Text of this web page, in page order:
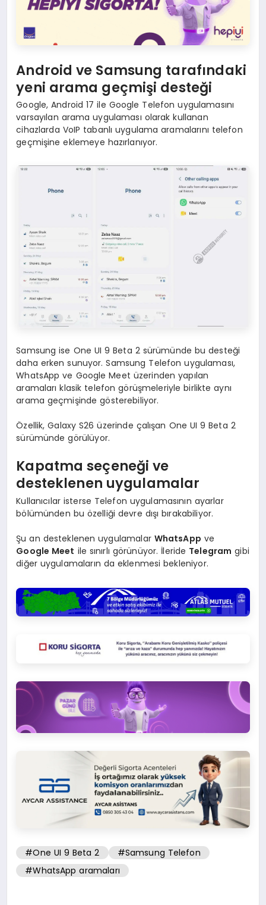
Android ve Samsung tarafındaki
yeni arama geçmişi desteği
Google, Android 17 ile Google Telefon uygulamasını
varsayılan arama uygulaması olarak kullanan
cihazlarda VoIP tabanlı uygulama aramalarını telefon
geçmişine eklemeye hazırlanıyor.
Samsung ise One UI 9 Beta 2 sürümünde bu desteği
daha erken sunuyor. Samsung Telefon uygulaması,
WhatsApp ve Google Meet üzerinden yapılan
aramaları klasik telefon görüşmeleriyle birlikte aynı
arama geçmişinde gösterebiliyor.
Özellik, Galaxy S26 üzerinde çalışan One UI 9 Beta 2
sürümünde görülüyor.
Kapatma seçeneği ve
desteklenen uygulamalar
Kullanıcılar isterse Telefon uygulamasının ayarlar
bölümünden bu özelliği devre dışı bırakabiliyor.
Şu an desteklenen uygulamalar WhatsApp ve
Google Meet ile sınırlı görünüyor. İleride Telegram gibi
diğer uygulamaların da eklenmesi bekleniyor.
#One UI 9 Beta 2
#Samsung Telefon
#WhatsApp aramaları